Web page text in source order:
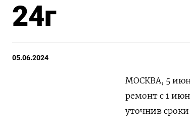
24г
05.06.2024
МОСКВА, 5 июн
ремонт с 1
уточнив сроки